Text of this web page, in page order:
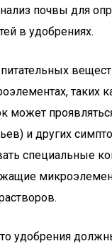
почвы для
в удобрениях.
таких
может
и других
специальные
удобрения